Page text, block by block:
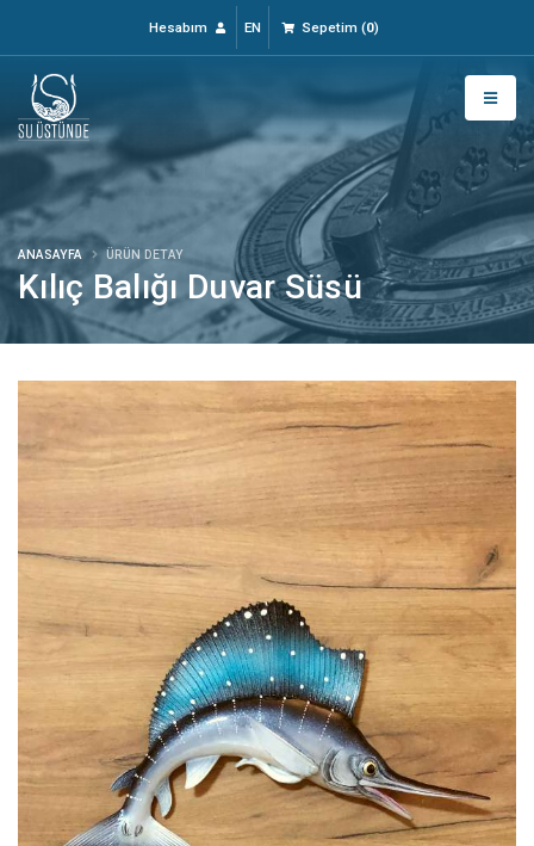
Hesabım EN Sepetim (0)
Kılıç Balığı Duvar Süsü
ANASAYFA ÜRÜN DETAY